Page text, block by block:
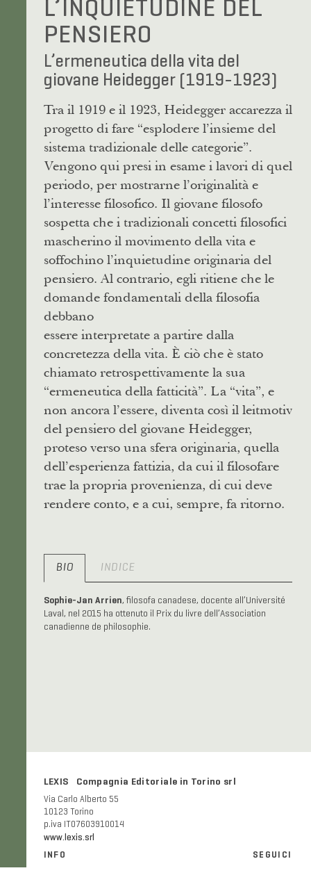
L’INQUIETUDINE DEL
PENSIERO
L’ermeneutica della vita del
giovane Heidegger (1919-1923)
Tra il 1919 e il 1923, Heidegger accarezza il
progetto di fare “esplodere l’insieme del
sistema tradizionale delle categorie”.
Vengono qui presi in esame i lavori di quel
periodo, per mostrarne l’originalità e
l’interesse filosofico. Il giovane filosofo
sospetta che i tradizionali concetti filosofici
mascherino il movimento della vita e
soffochino l’inquietudine originaria del
pensiero. Al contrario, egli ritiene che le
domande fondamentali della filosofia
debbano
essere interpretate a partire dalla
concretezza della vita. È ciò che è stato
chiamato retrospettivamente la sua
“ermeneutica della fatticità”. La “vita”, e
non ancora l’essere, diventa così il leitmotiv
del pensiero del giovane Heidegger,
proteso verso una sfera originaria, quella
dell’esperienza fattizia, da cui il filosofare
trae la propria provenienza, di cui deve
rendere conto, e a cui, sempre, fa ritorno.
BIO INDICE
Sophie-Jan Arrien, filosofa canadese, docente all’Université
Laval, nel 2015 ha ottenuto il Prix du livre dell’Association
canadienne de philosophie.
LEXIS Compagnia Editoriale in Torino srl
Via Carlo Alberto 55
10123 Torino
p.iva IT07603910014
www.lexis.srl
INFO SEGUICI